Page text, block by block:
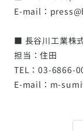
E-mail：
■ 長谷川工業株
担当：住田
TEL：03-6866-
E-mail：m-